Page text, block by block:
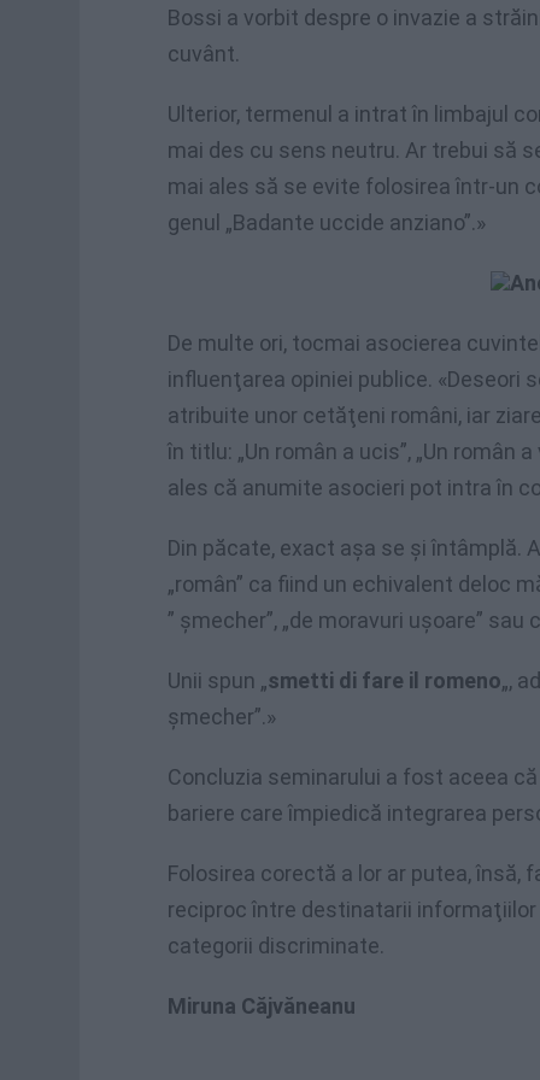
Bossi a vorbit despre o invazie a
cuvânt.
Ulterior, termenul a intrat în limbajul
mai des cu sens neutru. Ar trebui să
mai ales să se evite folosirea într-un
genul „Badante uccide anziano”.»
De multe ori, tocmai asocierea
influenţarea opiniei publice. «Deseori
atribuite unor cetăţeni români, iar
în titlu: „Un român a ucis”, „Un român
ales că anumite asocieri pot intra în
Din păcate, exact aşa se şi întâmplă.
„român” ca fiind un echivalent deloc
” şmecher”, „de moravuri uşoare” sau
Unii spun „smetti di fare il romeno„,
şmecher”.»
Concluzia seminarului a fost aceea
bariere care împiedică integrarea
Folosirea corectă a lor ar putea, însă,
reciproc între destinatarii
categorii discriminate.
Miruna Căjvăneanu